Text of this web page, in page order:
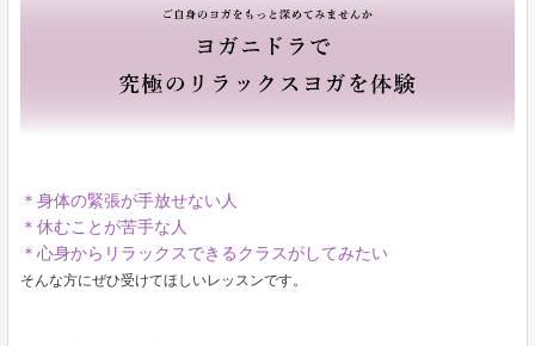
＊身体の緊張が手放せない人
＊休むことが苦手な人
＊心身からリラックスできるクラスがしてみたい
そんな方にぜひ受けてほしいレッスンです。